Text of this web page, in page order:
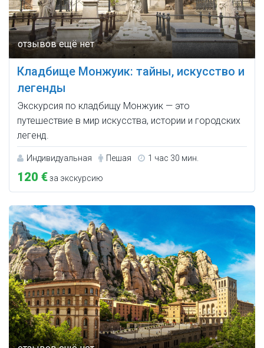
Кладбище Монжуик: тайны, искусство и
легенды
Экскурсия по кладбищу Монжуик — это
путешествие в мир искусства, истории и городских
легенд.
Индивидуальная Пешая 1 час 30 мин.
120 €за экскурсию